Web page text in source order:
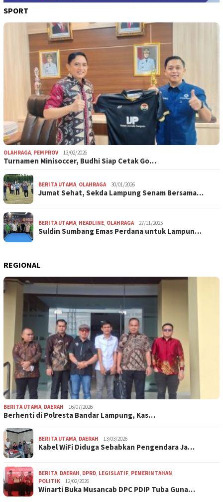
SPORT
OLAHRAGA PEMPROV 13/02/2026
Turnamen Minisoccer, Budhi Siap Cetak Go…
BERITA UTAMA OLAHRAGA 30/01/2026
Jumat Sehat, Sekda Lampung Senam Bersama…
BERITA UTAMA HEADLINE OLAHRAGA 27/11/2025
Suldin Sumbang Emas Perdana untuk Lampun…
REGIONAL
BERITA UTAMA DAERAH 16/07/2026
Berhenti di Polresta Bandar Lampung, Kas…
BERITA UTAMA DAERAH 13/03/2026
Kabel WiFi Diduga Sebabkan Pengendara Ja…
BERITA DAERAH DPRD LEGISLATIF PEMERINTAHAN
POLITIK
12/02/2026
Winarti Buka Musancab DPC PDIP Tuba Guna…